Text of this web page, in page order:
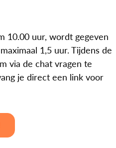
10.00 uur, wordt gegeven
1,5 uur. Tijdens de
via de chat vragen te
je direct een link voor